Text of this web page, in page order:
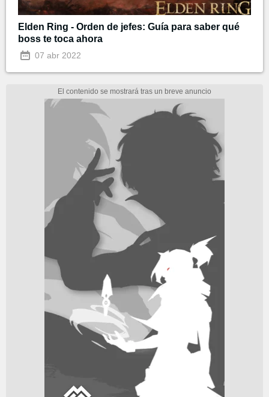
Elden Ring - Orden de jefes: Guía para saber qué
boss te toca ahora
07 abr 2022